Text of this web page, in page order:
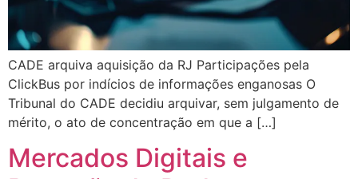
CADE arquiva aquisição da RJ Participações pela
ClickBus por indícios de informações enganosas O
Tribunal do CADE decidiu arquivar, sem julgamento de
mérito, o ato de concentração em que a […]
Mercados Digitais e